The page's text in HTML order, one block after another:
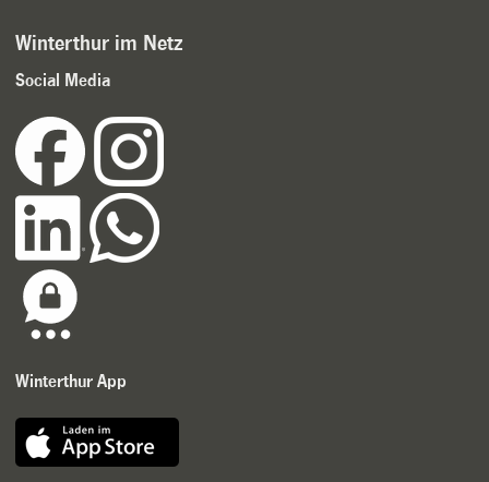
Winterthur im Netz
Social Media
Winterthur App